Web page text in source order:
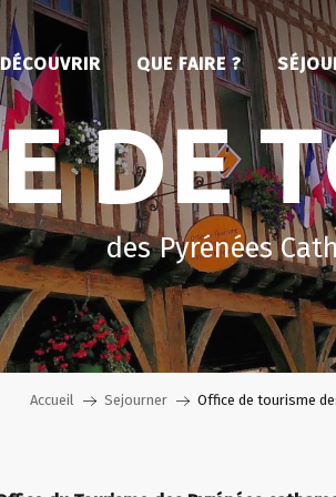
DÉCOUVRIR QUE FAIRE ?
DE
des Pyrénées
Accueil Sejourner Office de tourisme